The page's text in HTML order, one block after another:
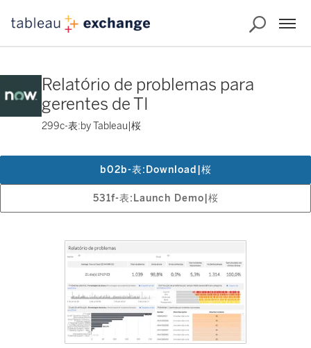
Relatório de problemas para
gerentes de TI
299c-表:by Tableau|桜
531f-表:Launch Demo|桜
b02b-表:Download|桜